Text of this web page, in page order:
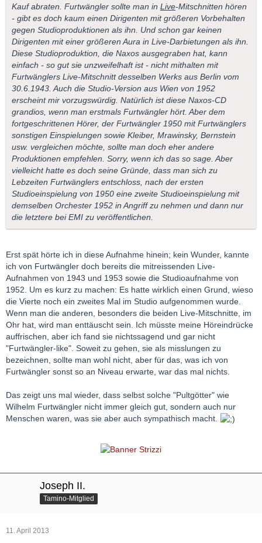
Kauf abraten. Furtwängler sollte man in Live-Mitschnitten hören
- gibt es doch kaum einen Dirigenten mit größeren Vorbehalten
gegen Studioproduktionen als ihn. Und schon gar keinen
Dirigenten mit einer größeren Aura in Live-Darbietungen als ihn.
Diese Studioproduktion, die Naxos ausgegraben hat, kann
einfach - so gut sie unzweifelhaft ist - nicht mithalten mit
Furtwänglers Live-Mitschnitt desselben Werks aus Berlin vom
30.6.1943. Auch die Studio-Version aus Wien von 1952
erscheint mir vorzugswürdig. Natürlich ist diese Naxos-CD
grandios, wenn man erstmals Furtwängler hört. Aber dem
fortgeschrittenen Hörer, der Furtwängler 1950 mit Furtwänglers
sonstigen Einspielungen sowie Kleiber, Mrawinsky, Bernstein
usw. vergleichen möchte, sollte man doch eher andere
Produktionen empfehlen. Sorry, wenn ich das so sage. Aber
vielleicht hatte es doch seine Gründe, dass man sich zu
Lebzeiten Furtwänglers entschloss, nach der ersten
Studioeinspielung von 1950 eine zweite Studioeinspielung mit
demselben Orchester 1952 in Angriff zu nehmen und dann nur
die letztere bei EMI zu veröffentlichen.
Erst spät hörte ich in diese Aufnahme hinein; kein Wunder, kannte
ich von Furtwängler doch bereits die mitreissenden Live-
Aufnahmen von 1943 und 1953 sowie die Studioaufnahme von
1952. Um es kurz zu machen: Es hatte wirklich einen Grund, wieso
die Vierte noch ein zweites Mal im Studio aufgenommen wurde.
Wenn man die anderen, besonders die beiden Live-Mitschnitte, im
Ohr hat, wird man enttäuscht sein. Ich müsste meine Höreindrücke
auffrischen, aber ich fand sie nichtssagend und gar nicht
"Furtwängler-like". Soweit zu gehen, sie als misslungen zu
bezeichnen, sollte man wohl nicht, aber für das, was ich von
Furtwängler sonst so an Niveau erwarte, war das mal nichts.
Das zeigt uns mal wieder, dass selbst solche "Pultgötter" wie
Wilhelm Furtwängler nicht immer gleich gut, sondern auch nur
Menschen waren, was sie aber auch sympathisch macht.
Joseph II.
Tamino-Mitglied
11. April 2013